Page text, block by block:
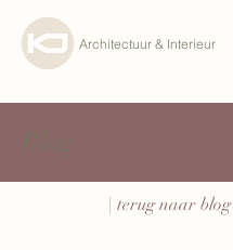
Architectuur & Interieur
| terug naar blog |